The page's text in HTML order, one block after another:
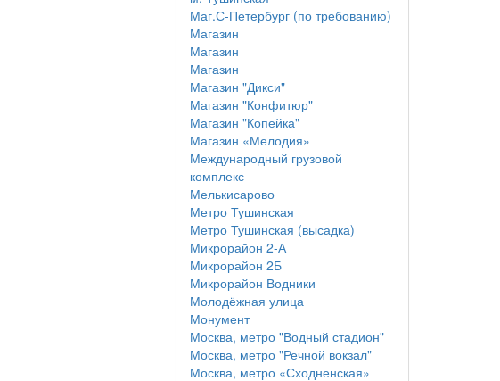
Маг.С-Петербург (по требованию)
Магазин
Магазин
Магазин
Магазин "Дикси"
Магазин "Конфитюр"
Магазин "Копейка"
Магазин «Мелодия»
Международный грузовой
комплекс
Мелькисарово
Метро Тушинская
Метро Тушинская (высадка)
Микрорайон 2-А
Микрорайон 2Б
Микрорайон Водники
Молодёжная улица
Монумент
Москва, метро "Водный стадион"
Москва, метро "Речной вокзал"
Москва, метро «Сходненская»